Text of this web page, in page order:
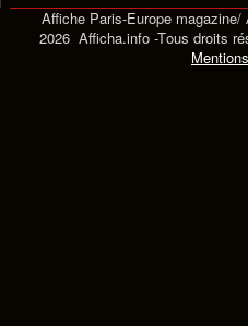
Affiche Paris-Europe
2026 Afficha.info -Tous droits